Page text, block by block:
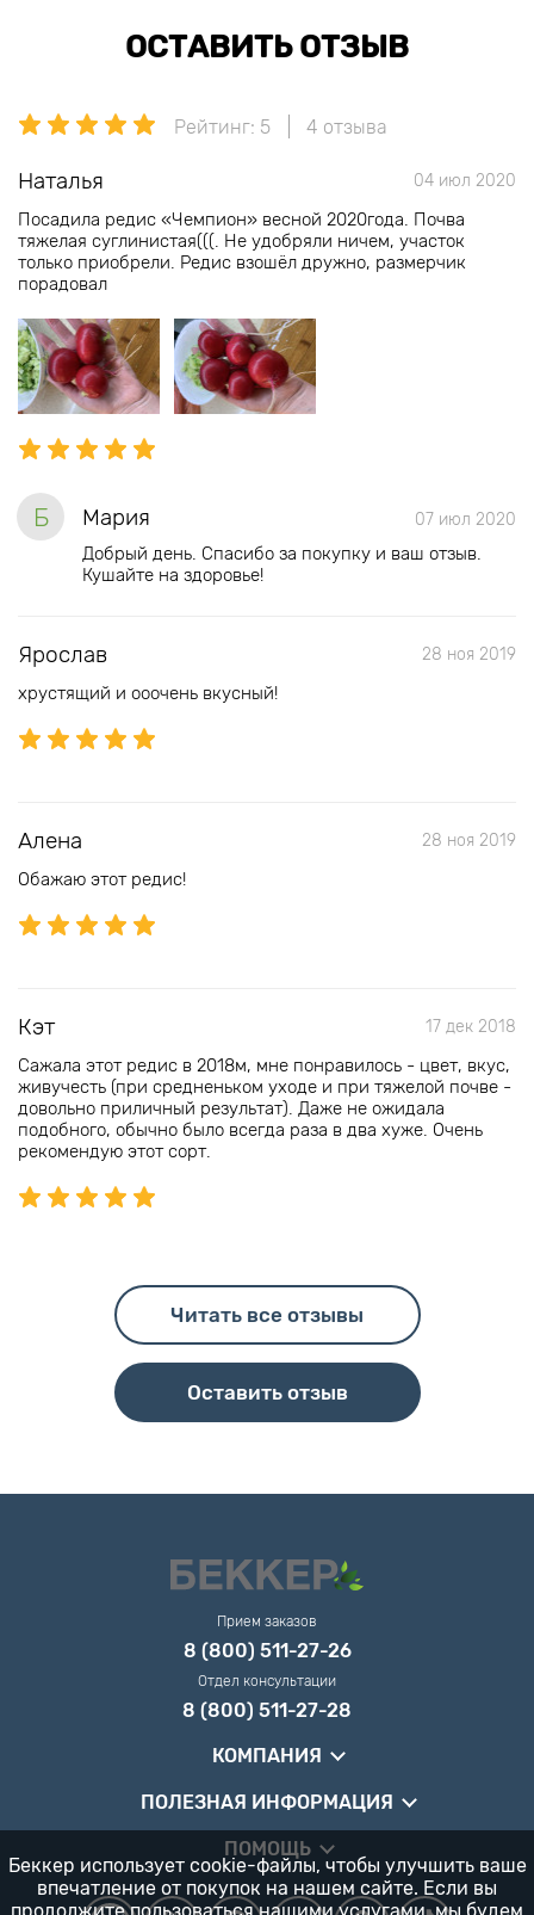
ОСТАВИТЬ ОТЗЫВ
Рейтинг: 5 4 отзыва
Наталья 04 июл 2020
Посадила редис «Чемпион» весной 2020года. Почва
тяжелая суглинистая(((. Не удобряли ничем, участок
только приобрели. Редис взошёл дружно, размерчик
порадовал
Б Мария 07 июл 2020
Добрый день. Спасибо за покупку и ваш отзыв.
Кушайте на здоровье!
Ярослав 28 ноя 2019
хрустящий и ооочень вкусный!
Алена 28 ноя 2019
Обажаю этот редис!
Кэт 17 дек 2018
Сажала этот редис в 2018м, мне понравилось - цвет, вкус,
живучесть (при средненьком уходе и при тяжелой почве -
довольно приличный результат). Даже не ожидала
подобного, обычно было всегда раза в два хуже. Очень
рекомендую этот сорт.
Читать все отзывы
Оставить отзыв
Прием заказов
8 (800) 511-27-26
Отдел консультации
8 (800) 511-27-28
КОМПАНИЯ
ПОЛЕЗНАЯ ИНФОРМАЦИЯ
ПОМОЩЬ
Беккер использует cookie-файлы, чтобы улучшить ваше
впечатление от покупок на нашем сайте. Если вы